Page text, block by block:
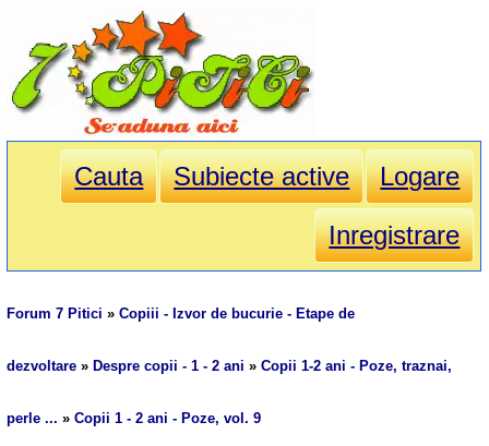
Cauta Subiecte active
Logare
Inregistrare
Forum 7 Pitici »Copiii - Izvor de bucurie - Etape de
dezvoltare » Despre copii - 1 - 2 ani »Copii 1-2 ani - Poze, traznai,
perle ... »Copii 1 - 2 ani - Poze, vol. 9